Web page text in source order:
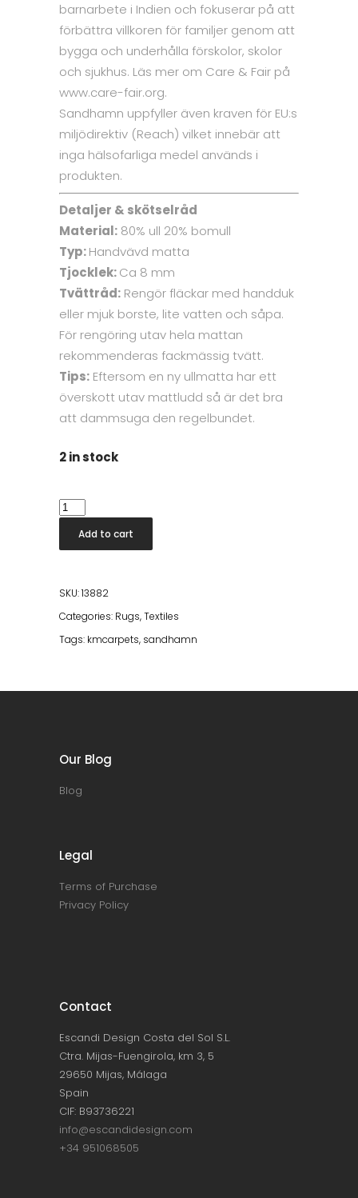
barnarbete i Indien och fokuserar på att
förbättra villkoren för familjer genom att
bygga och underhålla förskolor, skolor
och sjukhus. Läs mer om Care & Fair på
www.care-fair.org.
Sandhamn uppfyller även kraven för EU:s
miljödirektiv (Reach) vilket innebär att
inga hälsofarliga medel används i
produkten.
Detaljer & skötselråd
Material: 80% ull 20% bomull
Typ:Handvävd matta
Tjocklek:Ca 8 mm
Tvättråd: Rengör fläckar med handduk
eller mjuk borste, lite vatten och såpa.
För rengöring utav hela mattan
rekommenderas fackmässig tvätt.
Tips: Eftersom en ny ullmatta har ett
överskott utav mattludd så är det bra
att dammsuga den regelbundet.
2 in stock
Sandhamn
Natur
200*300
Add to cart
SKU:13882
Categories: Rugs,Textiles
Tags: kmcarpets, sandhamn
Our Blog
Blog
Legal
Terms of Purchase
Privacy Policy
Contact
Escandi Design Costa del Sol S.L.
Ctra. Mijas-Fuengirola, km 3, 5
29650 Mijas, Málaga
Spain
CIF: B93736221
info@escandidesign.com
+34 951068505